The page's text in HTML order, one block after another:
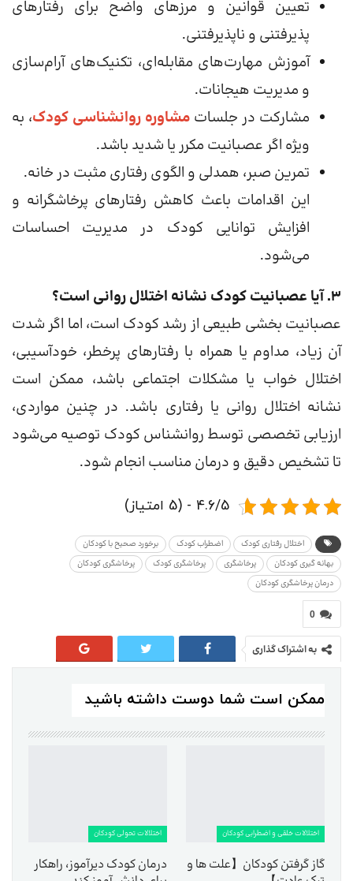
تعیین قوانین و مرزهای واضح برای رفتارهای
پذیرفتنی و ناپذیرفتنی.
آموزش مهارت‌های مقابله‌ای، تکنیک‌های آرام‌سازی
و مدیریت هیجانات.
مشارکت در جلسات مشاوره روانشناسی کودک، به
ویژه اگر عصبانیت مکرر یا شدید باشد.
تمرین صبر، همدلی و الگوی رفتاری مثبت در خانه.
این اقدامات باعث کاهش رفتارهای پرخاشگرانه و
افزایش توانایی کودک در مدیریت احساسات
می‌شود.
۳. آیا عصبانیت کودک نشانه اختلال روانی است؟
عصبانیت بخشی طبیعی از رشد کودک است، اما اگر شدت
آن زیاد، مداوم یا همراه با رفتارهای پرخطر، خودآسیبی،
اختلال خواب یا مشکلات اجتماعی باشد، ممکن است
نشانه اختلال روانی یا رفتاری باشد. در چنین مواردی،
ارزیابی تخصصی توسط روانشناس کودک توصیه می‌شود
تا تشخیص دقیق و درمان مناسب انجام شود.
4.6/5 - (5 امتیاز)
اختلال رفتاری کودک اضطراب کودک
برخورد صحیح با کودکان
بهانه گیری کودکان
پرخاشگری پرخاشگری کودک
پرخاشگری کودکان
درمان پرخاشگری کودکان
0
به اشتراک گذاری
ممکن است شما دوست داشته باشید
اختلالات خلقی و اضطرابی کودکان
گاز گرفتن کودکان【علت ها و
اختلالات تحولی کودکان
درمان کودک دیرآموز، راهکار